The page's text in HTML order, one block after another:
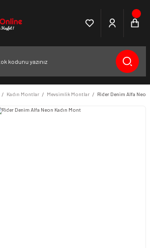
Kadın Montlar Mevsimlik Montlar Rider Denim Alfa Neon